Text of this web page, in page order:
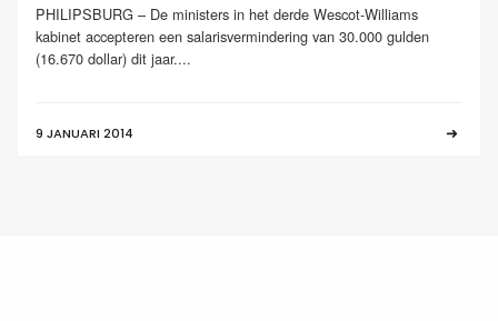
PHILIPSBURG – De ministers in het derde Wescot-Williams
kabinet accepteren een salarisvermindering van 30.000 gulden
(16.670 dollar) dit jaar....
9 JANUARI 2014